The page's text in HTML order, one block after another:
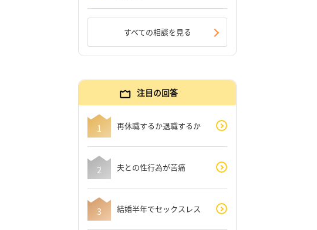
すべての相談を見る
注目の回答
再休職するか退職するか
夫との性行為が苦痛
結婚半年でセックスレス